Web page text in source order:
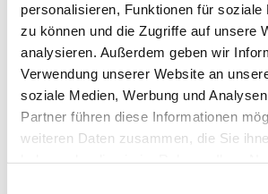
personalisieren, Funktionen für soziale
zu können und die Zugriffe auf unsere
analysieren. Außerdem geben wir
Verwendung unserer Website an
soziale Medien, Werbung und
Partner führen diese Informationen
weiteren Daten zusammen, die Sie